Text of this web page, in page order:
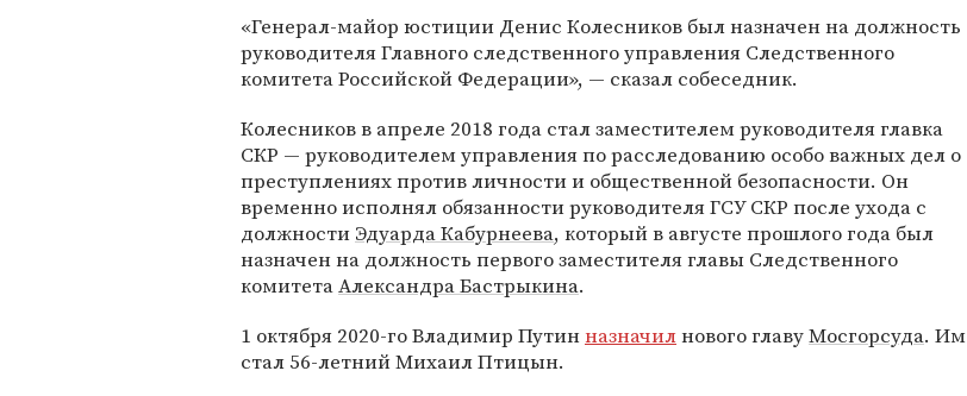
«Генерал-майор юстиции Денис Колесников был назначен на должность
руководителя Главного следственного управления Следственного
комитета Российской Федерации», — сказал собеседник.
Колесников в апреле 2018 года стал заместителем руководителя главка
СКР — руководителем управления по расследованию особо важных дел о
преступлениях против личности и общественной безопасности. Он
временно исполнял обязанности руководителя ГСУ СКР после ухода с
должности Эдуарда Кабурнеева, который в августе прошлого года был
назначен на должность первого заместителя главы Следственного
комитетаАлександра Бастрыкина.
1 октября 2020-го Владимир Путинназначилнового главуМосгорсуда. Им
стал 56-летний Михаил Птицын.